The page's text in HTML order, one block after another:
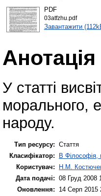
PDF
03atfzhu.pdf
Завантажити
Анотація
У статті
морального,
народу.
Тип ресурсу: Стаття
Класифікатор:
B Філософія,
Користувач:
Н.М.
Дата подачі: 08 Груд 2008
Оновлення:
14 Серп 2015